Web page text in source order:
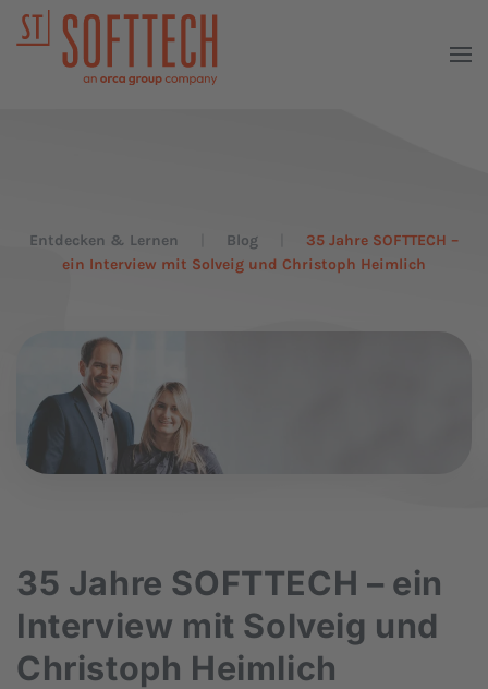
Entdecken & Lernen Blog
35 Jahre SOFTTECH –
ein Interview mit Solveig und Christoph Heimlich
35 Jahre SOFTTECH – ein
Interview mit Solveig und
Christoph Heimlich